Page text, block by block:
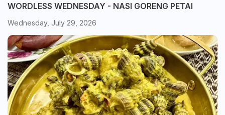
WORDLESS WEDNESDAY - NASI GORENG PETAI
Wednesday, July 29, 2026